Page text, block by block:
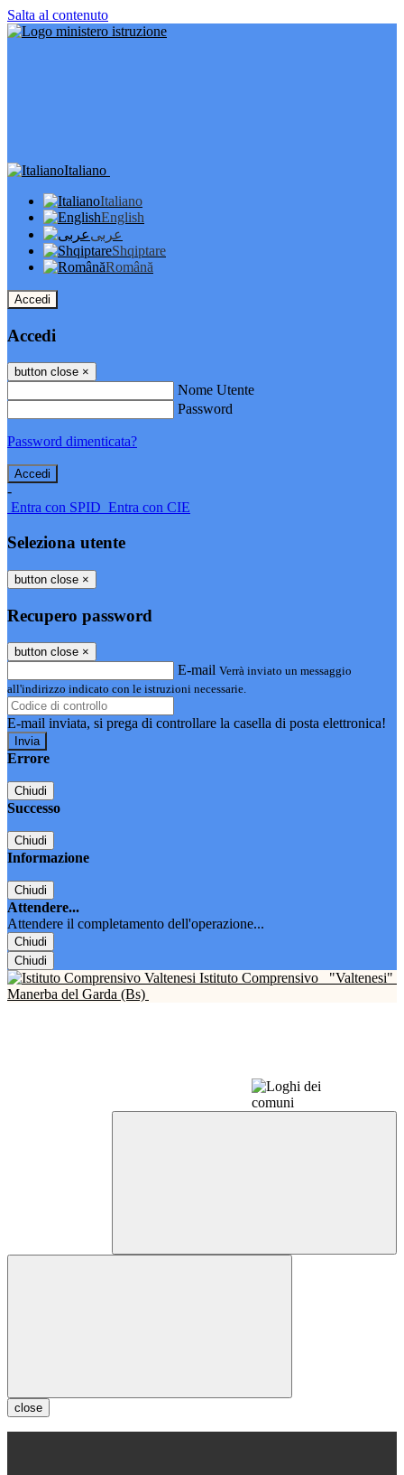
Salta al contenuto
Italiano
Italiano
English
عربى
Shqiptare
Română
Accedi
Accedi
button close ×
Nome Utente
Password
Password dimenticata?
-
Entra con SPID Entra con CIE
Seleziona utente
button close ×
Recupero password
button close ×
E-mail Verrà inviato un messaggio
all'indirizzo indicato con le istruzioni necessarie.
E-mail inviata, si prega di controllare la casella di posta elettronica!
Errore
Chiudi
Successo
Chiudi
Informazione
Chiudi
Attendere...
Attendere il completamento dell'operazione...
Chiudi
Chiudi
Istituto Comprensivo
"Valtenesi"
Manerba del Garda (Bs)
close